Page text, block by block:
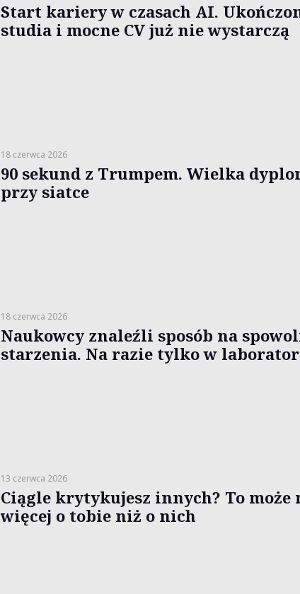
Start kariery w czasach AI.
studia i mocne CV już nie wystarczą
18 czerwca 2026
90 sekund z Trumpem. Wielka
przy siatce
18 czerwca 2026
Naukowcy znaleźli sposób na
starzenia. Na razie tylko w
13 czerwca 2026
Ciągle krytykujesz innych? To może
więcej o tobie niż o nich